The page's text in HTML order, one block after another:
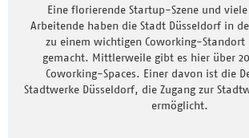
Eine florierende Startup-Szene und
Arbeitende haben die Stadt Düsseldorf in
zu einem wichtigen Coworking-Standort
gemacht. Mittlerweile gibt es hier über
Coworking-Spaces. Einer davon ist die
Stadtwerke Düsseldorf, die Zugang zur
ermöglicht.